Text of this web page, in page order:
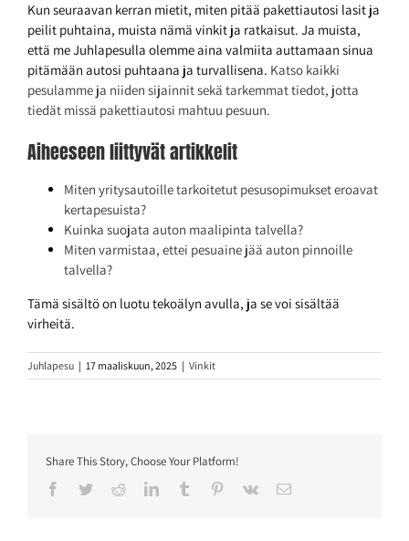
Kun seuraavan kerran mietit, miten pitää pakettiautosi lasit ja
peilit puhtaina, muista nämä vinkit ja ratkaisut. Ja muista,
että me Juhlapesulla olemme aina valmiita auttamaan sinua
pitämään autosi puhtaana ja turvallisena. Katso kaikki
pesulamme ja niiden sijainnit sekä tarkemmat tiedot, jotta
tiedät missä pakettiautosi mahtuu pesuun.
Aiheeseen liittyvät artikkelit
Miten yritysautoille tarkoitetut pesusopimukset eroavat
kertapesuista?
Kuinka suojata auton maalipinta talvella?
Miten varmistaa, ettei pesuaine jää auton pinnoille
talvella?
Tämä sisältö on luotu tekoälyn avulla, ja se voi sisältää
virheitä.
Juhlapesu | 17 maaliskuun, 2025 | Vinkit
Share This Story, Choose Your Platform!
Facebook
TwitterRedditLinkedInTumblr Pinterest
Vk Sähköposti